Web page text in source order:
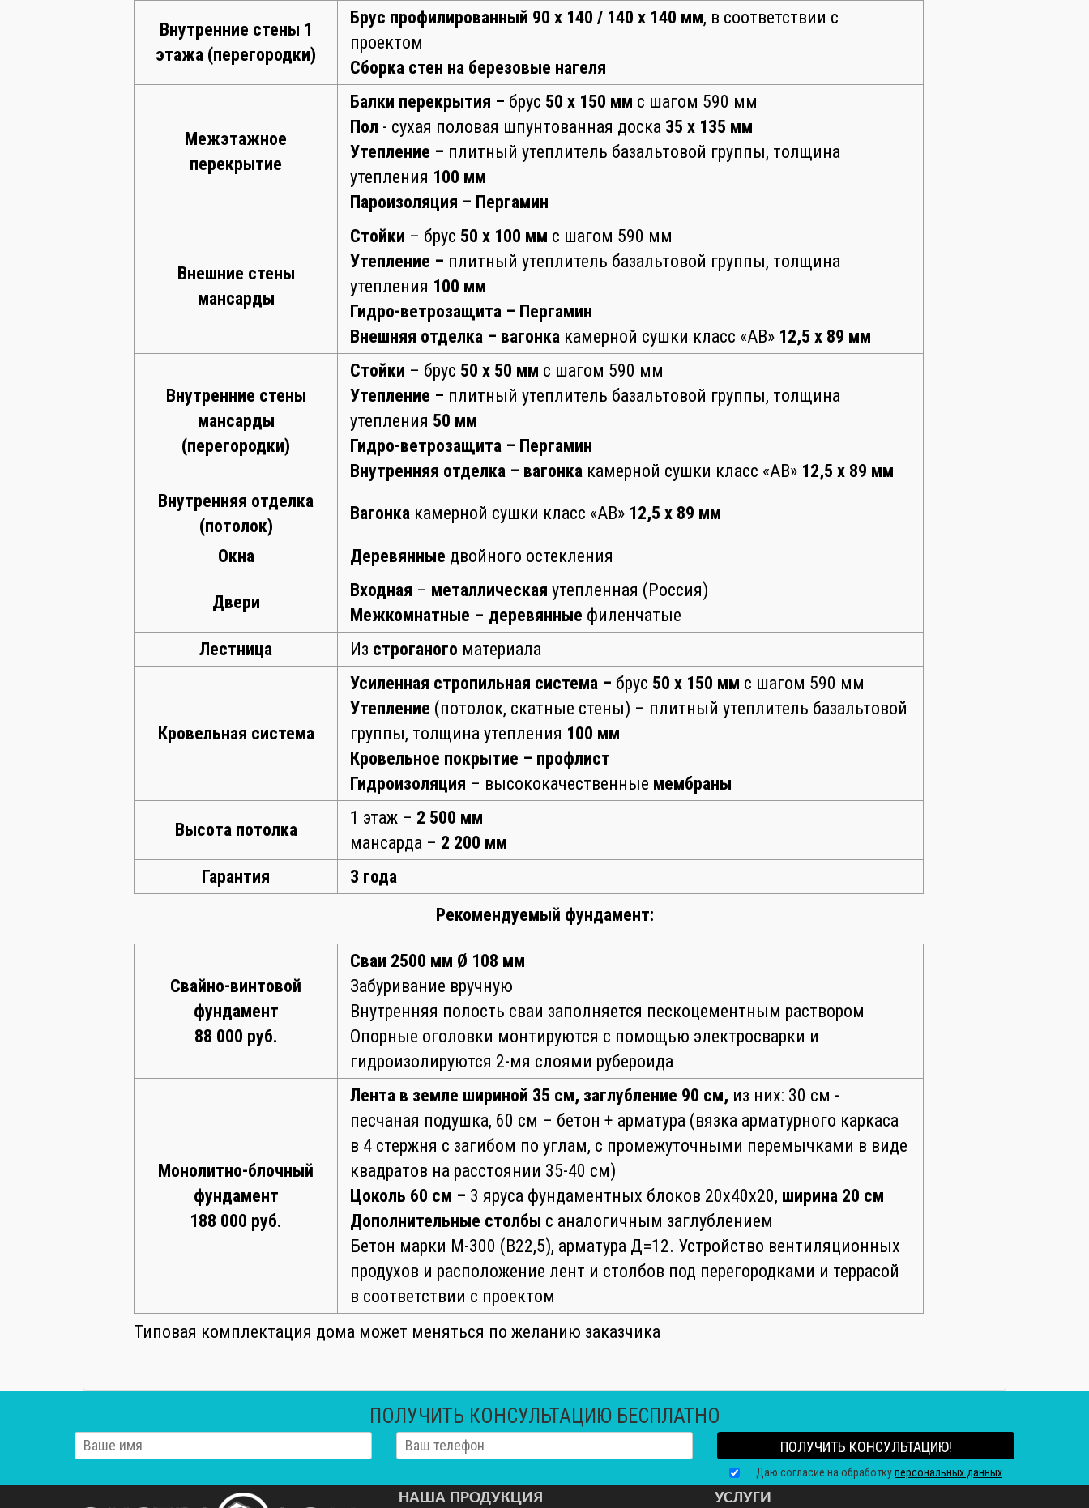
Внутренние стены 1
этажа (перегородки)
Брус профилированный 90 х 140 / 140 х 140 мм, в соответствии с
проектом
Сборка стен на березовые нагеля
Межэтажное
перекрытие
Балки перекрытия – брус 50 х 150 мм с шагом 590 мм
Пол - сухая половая шпунтованная доска 35 х 135 мм
Утепление – плитный утеплитель базальтовой группы, толщина
утепления 100 мм
Пароизоляция – Пергамин
Внешние стены
мансарды
Стойки – брус 50 х 100 мм с шагом 590 мм
Утепление – плитный утеплитель базальтовой группы, толщина
утепления 100 мм
Гидро-ветрозащита – Пергамин
Внешняя отделка – вагонка камерной сушки класс «АВ» 12,5 х 89 мм
Внутренние стены
мансарды
(перегородки)
Стойки – брус 50 х 50 мм с шагом 590 мм
Утепление – плитный утеплитель базальтовой группы, толщина
утепления 50 мм
Гидро-ветрозащита – Пергамин
Внутренняя отделка – вагонка камерной сушки класс «АВ» 12,5 х 89 мм
Внутренняя отделка
(потолок)
Вагонка камерной сушки класс «АВ» 12,5 х 89 мм
Окна Деревянные двойного остекления
Двери
Входная – металлическая утепленная (Россия)
Межкомнатные – деревянные филенчатые
Лестница
Из строганого материала
Кровельная система
Усиленная cтропильная система – брус 50 х 150 мм с шагом 590 мм
Утепление (потолок, скатные стены) – плитный утеплитель базальтовой
группы, толщина утепления 100 мм
Кровельное покрытие – профлист
Гидроизоляция – высококачественные мембраны
Высота потолка
1 этаж – 2 500 мм
мансарда – 2 200 мм
Гарантия
3 года
Рекомендуемый фундамент:
Свайно-винтовой
фундамент
88 000 руб.
Сваи 2500 мм Ø 108 мм
Забуривание вручную
Внутренняя полость сваи заполняется пескоцементным раствором
Опорные оголовки монтируются с помощью электросварки и
гидроизолируются 2-мя слоями рубероида
Монолитно-блочный
фундамент
188 000 руб.
Лента в земле шириной 35 см, заглубление 90 см, из них: 30 см -
песчаная подушка, 60 см – бетон + арматура (вязка арматурного каркаса
в 4 стержня с загибом по углам, с промежуточными перемычками в виде
квадратов на расстоянии 35-40 см)
Цоколь 60 см – 3 яруса фундаментных блоков 20х40х20, ширина 20 см
Дополнительные столбы с аналогичным заглублением
Бетон марки М-300 (В22,5), арматура Д=12. Устройство вентиляционных
продухов и расположение лент и столбов под перегородками и террасой
в соответствии с проектом
Типовая комплектация дома может меняться по желанию заказчика
ПОЛУЧИТЬ КОНСУЛЬТАЦИЮ БЕСПЛАТНО
ПОЛУЧИТЬ КОНСУЛЬТАЦИЮ!
Даю согласие на обработкуперсональных данных
НАША ПРОДУКЦИЯ УСЛУГИ